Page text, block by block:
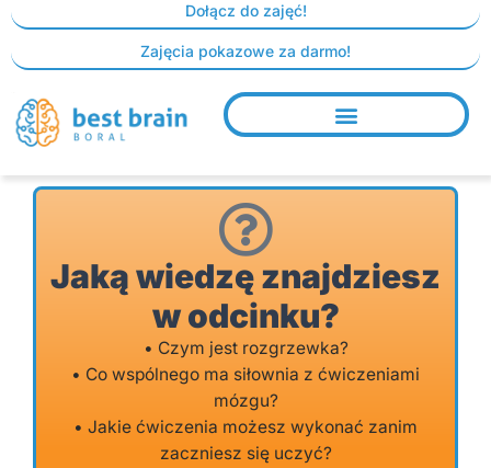
Skip
content
Dołącz do zajęć!
Zajęcia pokazowe za darmo!
Jaką wiedzę znajdziesz
w odcinku?
• Czym jest rozgrzewka?
• Co wspólnego ma siłownia z ćwiczeniami
mózgu?
• Jakie ćwiczenia możesz wykonać zanim
zaczniesz się uczyć?